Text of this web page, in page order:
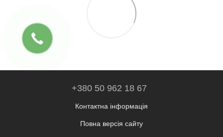
+380 50 962 18 67
Контактна інформація
Повна версія сайту